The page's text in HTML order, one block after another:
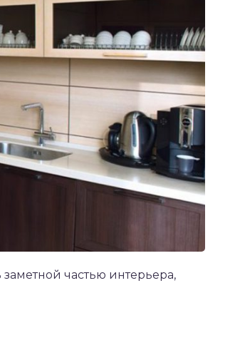
частью интерьера,